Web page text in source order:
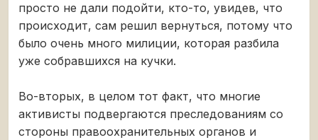
просто не дали подойти, кто-то, увидев, что
происходит, сам решил вернуться, потому что
было очень много милиции, которая разбила
уже собравшихся на кучки.
Во-вторых, в целом тот факт, что многие
активисты подвергаются преследованиям со
стороны правоохранительных органов и